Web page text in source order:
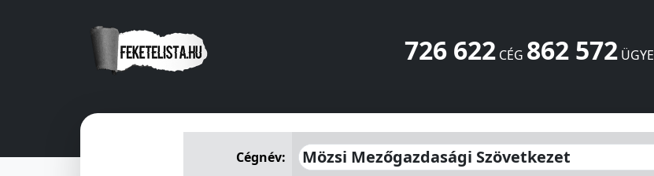
726 622CÉG 862 572ÜGYE
Mözsi Mezőgazdasági SzövetkezetSzent István u 135Tolna7131HU
Cégnév:
Mözsi Mezőgazdasági Szövetkezet